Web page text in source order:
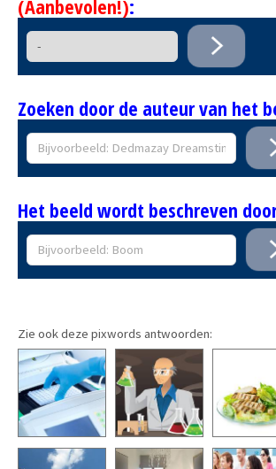
(Aanbevolen!):
Zoeken door de auteur van het
Het beeld wordt beschreven
Zie ook deze pixwords antwoorden: